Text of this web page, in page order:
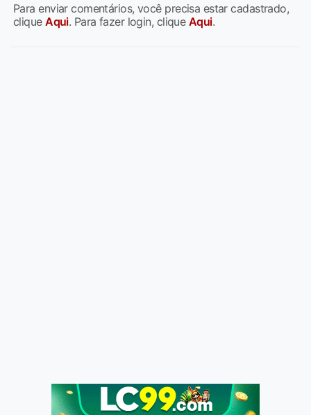
Para enviar comentários, você precisa estar cadastrado,
cliqueAqui. Para fazer login, clique Aqui.